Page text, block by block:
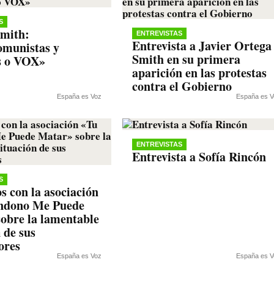
y
VOX»
España es Voz
ENTREVISTAS
Entrevista a Javier Ortega
Smith en su primera
aparición en las protestas
contra el Gobierno
España es
con la asociación
Me Puede
la lamentable
sus
España es Voz
ENTREVISTAS
Entrevista a Sofía Rincón
España es